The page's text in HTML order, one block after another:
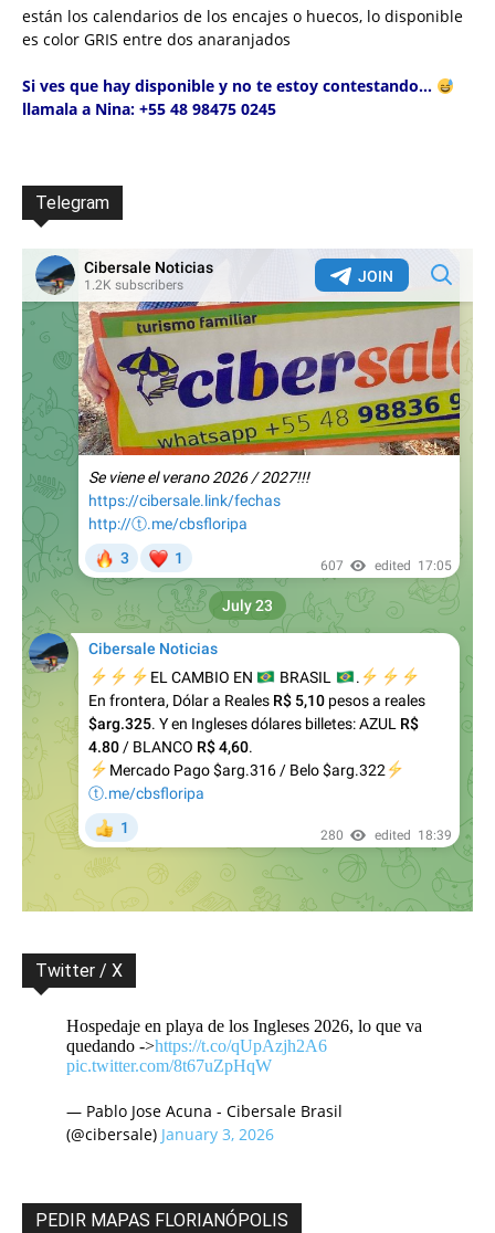
están los calendarios de los encajes o huecos, lo disponible
es color GRIS entre dos anaranjados
Si ves que hay disponible y no te estoy contestando…
llamala a Nina: +55 48 98475 0245
Telegram
Twitter / X
Hospedaje en playa de los Ingleses 2026, lo que va
quedando ->https://t.co/qUpAzjh2A6
pic.twitter.com/8t67uZpHqW
— Pablo Jose Acuna - Cibersale Brasil
(@cibersale) January 3, 2026
PEDIR MAPAS FLORIANÓPOLIS